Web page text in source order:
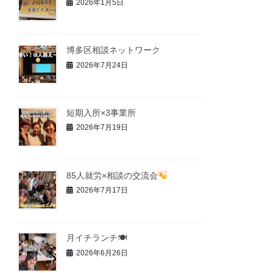
2026年1月5日
博多区相談ネットワーク
2026年7月24日
短期入所×3事業所
2026年7月19日
85人就労×相談の交流会
2026年7月17日
月イチランチ🍽
2026年6月26日